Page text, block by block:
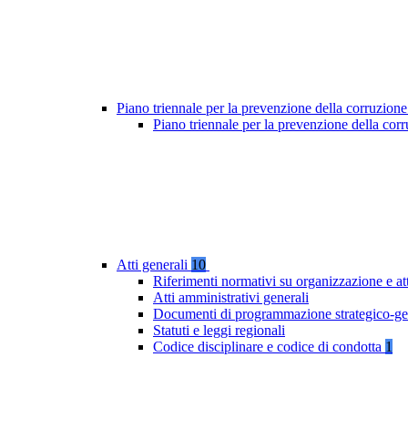
Piano triennale per la prevenzione della
Piano triennale per la prevenzione della
Atti generali 10
Riferimenti normativi su organizzazione e
Atti amministrativi generali
Documenti di programmazione strategico-
Statuti e leggi regionali
Codice disciplinare e codice di condotta 1